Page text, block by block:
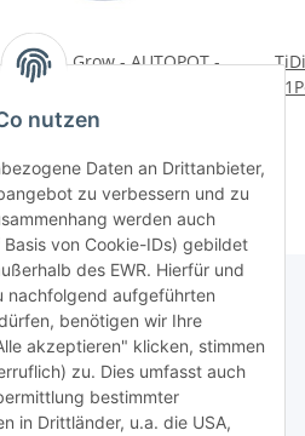
TiDis Grow - AUTOPOT -
Ø9 MM ROHRLÄNGE 1,5
2,45 €
nutzen
Daten an Drittanbieter,
zu verbessern und zu
werden auch
von Cookie-IDs) gebildet
des EWR. Hierfür und
nachfolgend aufgeführten
benötigen wir Ihre
akzeptieren" klicken, stimmen
zu. Dies umfasst auch
bestimmter
in Drittländer, u.a. die USA,